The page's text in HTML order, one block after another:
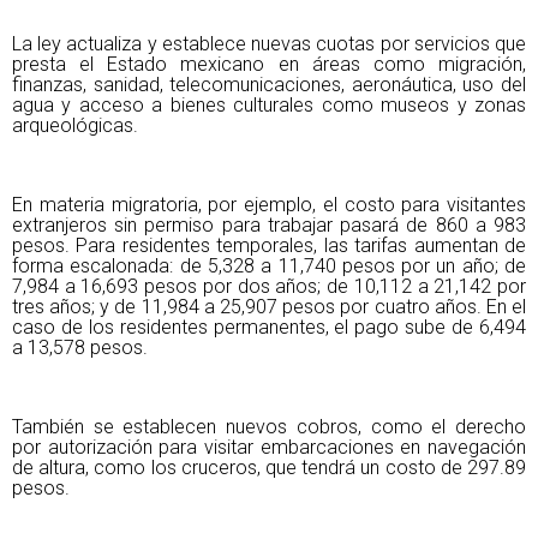
La ley actualiza y establece nuevas cuotas por servicios que
presta el Estado mexicano en áreas como migración,
finanzas, sanidad, telecomunicaciones, aeronáutica, uso del
agua y acceso a bienes culturales como museos y zonas
arqueológicas.
En materia migratoria, por ejemplo, el costo para visitantes
extranjeros sin permiso para trabajar pasará de 860 a 983
pesos. Para residentes temporales, las tarifas aumentan de
forma escalonada: de 5,328 a 11,740 pesos por un año; de
7,984 a 16,693 pesos por dos años; de 10,112 a 21,142 por
tres años; y de 11,984 a 25,907 pesos por cuatro años. En el
caso de los residentes permanentes, el pago sube de 6,494
a 13,578 pesos.
También se establecen nuevos cobros, como el derecho
por autorización para visitar embarcaciones en navegación
de altura, como los cruceros, que tendrá un costo de 297.89
pesos.